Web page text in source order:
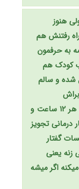
پسرم ۴/۵ داره ولی هنوز
رفتنش هم
به حرفمون
کودک هم
شده و سالم
رسپریدون با دوز ۲۵ صدم میلی گرم هر ۱۲ ساعت و
درمانی تجویز
گفتار
زنه یعنی
اگر میشه